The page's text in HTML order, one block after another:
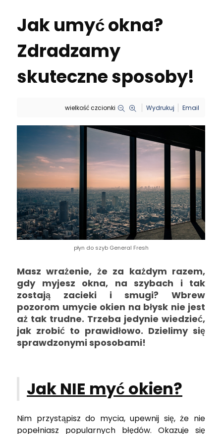
Jak umyć okna?
Zdradzamy
skuteczne sposoby!
wielkość czcionki Wydrukuj Email
płyn do szyb General Fresh
Masz wrażenie, że za każdym razem,
gdy myjesz okna, na szybach i tak
zostają zacieki i smugi? Wbrew
pozorom umycie okien na błysk nie jest
aż tak trudne. Trzeba jedynie wiedzieć,
jak zrobić to prawidłowo. Dzielimy się
sprawdzonymi sposobami!
Jak NIE myć okien?
Nim przystąpisz do mycia, upewnij się, że nie
popełniasz popularnych błędów. Okazuje się